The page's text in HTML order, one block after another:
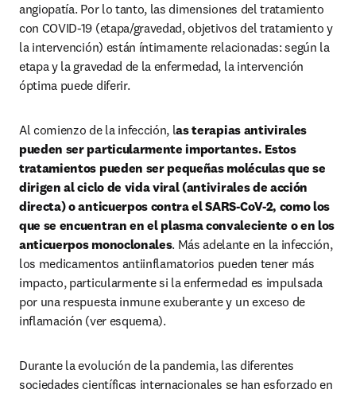
angiopatía. Por lo tanto, las dimensiones del tratamiento
con COVID-19 (etapa/gravedad, objetivos del tratamiento y
la intervención) están íntimamente relacionadas: según la
etapa y la gravedad de la enfermedad, la intervención
óptima puede diferir.
Al comienzo de la infección, las terapias antivirales
pueden ser particularmente importantes. Estos
tratamientos pueden ser pequeñas moléculas que se
dirigen al ciclo de vida viral (antivirales de acción
directa) o anticuerpos contra el SARS-CoV-2, como los
que se encuentran en el plasma convaleciente o en los
anticuerpos monoclonales. Más adelante en la infección,
los medicamentos antiinflamatorios pueden tener más
impacto, particularmente si la enfermedad es impulsada
por una respuesta inmune exuberante y un exceso de
inflamación (ver esquema).
Durante la evolución de la pandemia, las diferentes
sociedades científicas internacionales se han esforzado en